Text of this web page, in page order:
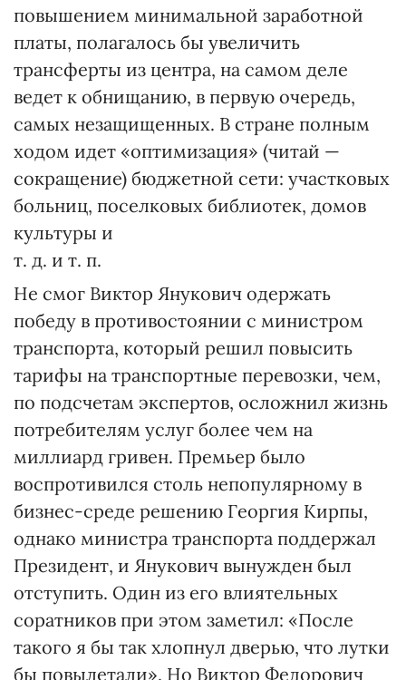
повышением минимальной заработной
платы, полагалось бы увеличить
трансферты из центра, на самом деле
ведет к обнищанию, в первую очередь,
самых незащищенных. В стране полным
ходом идет «оптимизация» (читай —
сокращение) бюджетной сети: участковых
больниц, поселковых библиотек, домов
культуры и
т. д. и т. п.
Не смог Виктор Янукович одержать
победу в противостоянии с министром
транспорта, который решил повысить
тарифы на транспортные перевозки, чем,
по подсчетам экспертов, осложнил жизнь
потребителям услуг более чем на
миллиард гривен. Премьер было
воспротивился столь непопулярному в
бизнес-среде решению Георгия Кирпы,
однако министра транспорта поддержал
Президент, и Янукович вынужден был
отступить. Один из его влиятельных
соратников при этом заметил: «После
такого я бы так хлопнул дверью, что лутки
бы повылетали». Но Виктор Федорович